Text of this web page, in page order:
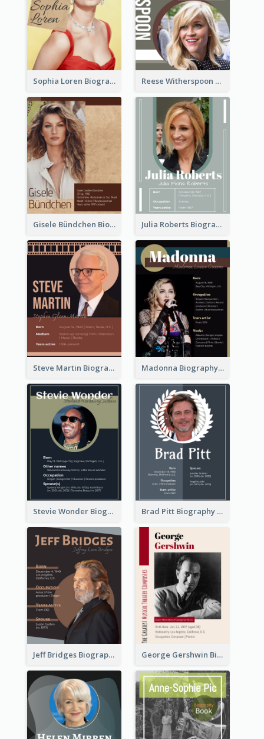
Sophia Loren Biography Reese Witherspoon Biography
Gisele Bündchen Biography Julia Roberts Biography
Steve Martin Biography Madonna Biography
Stevie Wonder Biography Brad Pitt Biography
Jeff Bridges Biography George Gershwin Biography